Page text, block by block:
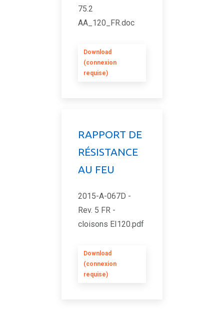
75.2
AA_120_FR.doc
Download
(connexion
requise)
RAPPORT DE
RÉSISTANCE
AU FEU
2015-A-067D -
Rev. 5 FR -
cloisons EI120.pdf
Download
(connexion
requise)